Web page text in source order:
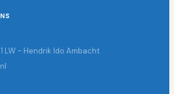
LW - Hendrik Ido Ambacht